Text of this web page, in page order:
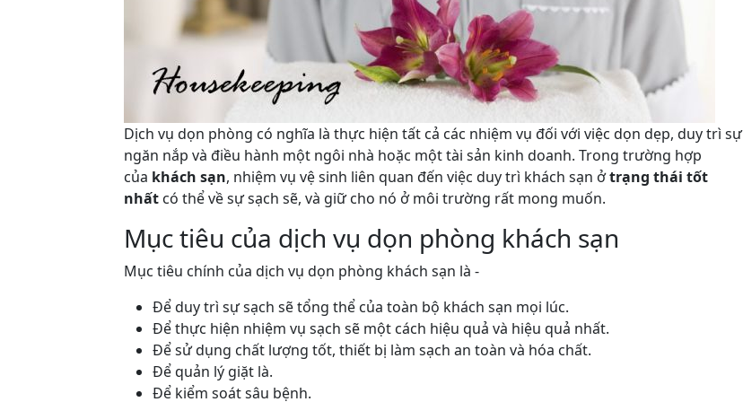
Dịch vụ dọn phòng có nghĩa là thực hiện tất cả các nhiệm vụ đối với việc dọn dẹp, duy trì sự
ngăn nắp và điều hành một ngôi nhà hoặc một tài sản kinh doanh. Trong trường hợp
của khách sạn, nhiệm vụ vệ sinh liên quan đến việc duy trì khách sạn ởtrạng thái tốt
nhất có thể về sự sạch sẽ, và giữ cho nó ở môi trường rất mong muốn.
Mục tiêu của dịch vụ dọn phòng khách sạn
Mục tiêu chính của dịch vụ dọn phòng khách sạn là -
Để duy trì sự sạch sẽ tổng thể của toàn bộ khách sạn mọi lúc.
Để thực hiện nhiệm vụ sạch sẽ một cách hiệu quả và hiệu quả nhất.
Để sử dụng chất lượng tốt, thiết bị làm sạch an toàn và hóa chất.
Để quản lý giặt là.
Để kiểm soát sâu bệnh.